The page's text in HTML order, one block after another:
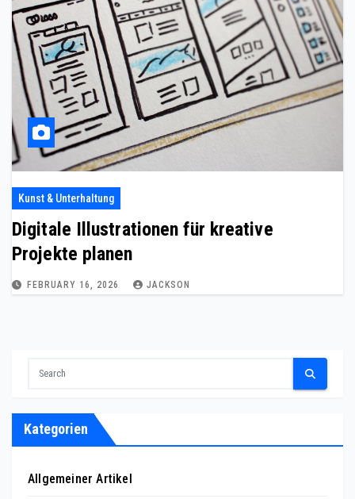
Kunst & Unterhaltung
Digitale Illustrationen für kreative
Projekte planen
FEBRUARY 16, 2026 JACKSON
Kategorien
Allgemeiner Artikel